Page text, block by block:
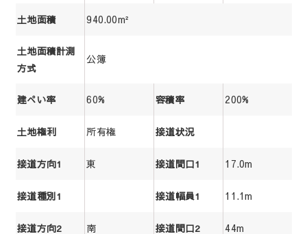
土地面積 940.00m²
土地面積計測
方式
公簿
建ぺい率 60% 容積率 200%
土地権利 所有権 接道状況
接道方向1 東 接道間口1 17.0m
接道種別1 接道幅員1 11.1m
接道方向2 南 接道間口2 44m